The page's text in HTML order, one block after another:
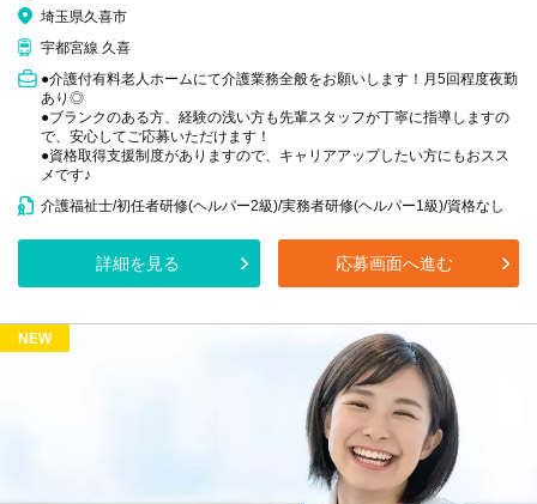
埼玉県久喜市
宇都宮線 久喜
●介護付有料老人ホームにて介護業務全般をお願いします！月5回程度夜勤
あり◎
●ブランクのある方、経験の浅い方も先輩スタッフが丁寧に指導しますの
で、安心してご応募いただけます！
●資格取得支援制度がありますので、キャリアアップしたい方にもおスス
メです♪
介護福祉士/初任者研修(ヘルパー2級)/実務者研修(ヘルパー1級)/資格なし
詳細を見る 応募画面へ進む
NEW